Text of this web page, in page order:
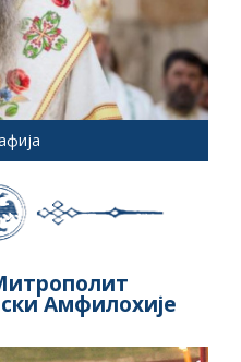
Амфилохије